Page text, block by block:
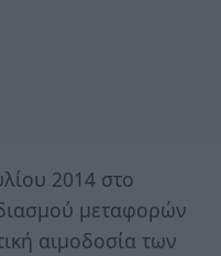
2014 στο
μεταφορών
αιμοδοσία των